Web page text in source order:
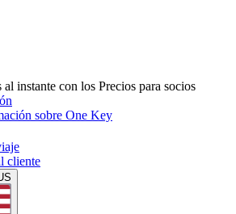
al instante con los Precios para socios
sobre One Key
cliente